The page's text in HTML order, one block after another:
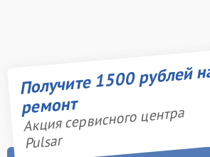
Получите 1500 рублей
ремонт
Акция сервисного центра
Pulsar